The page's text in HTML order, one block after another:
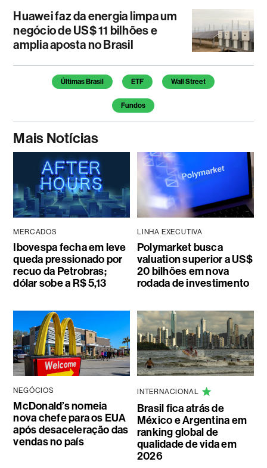
Huawei faz da energia limpa um
negócio de US$ 11 bilhões e
amplia aposta no Brasil
Temas deste artigo
Últimas Brasil ETF Wall Street
Fundos
Mais Notícias
MERCADOS
Ibovespa fecha em leve
queda pressionado por
recuo da Petrobras;
dólar sobe a R$ 5,13
LINHA EXECUTIVA
Polymarket busca
valuation superior a US$
20 bilhões em nova
rodada de investimento
NEGÓCIOS
McDonald’s nomeia
nova chefe para os EUA
após desaceleração das
vendas no país
INTERNACIONAL
Brasil fica atrás de
México e Argentina em
ranking global de
qualidade de vida em
2026